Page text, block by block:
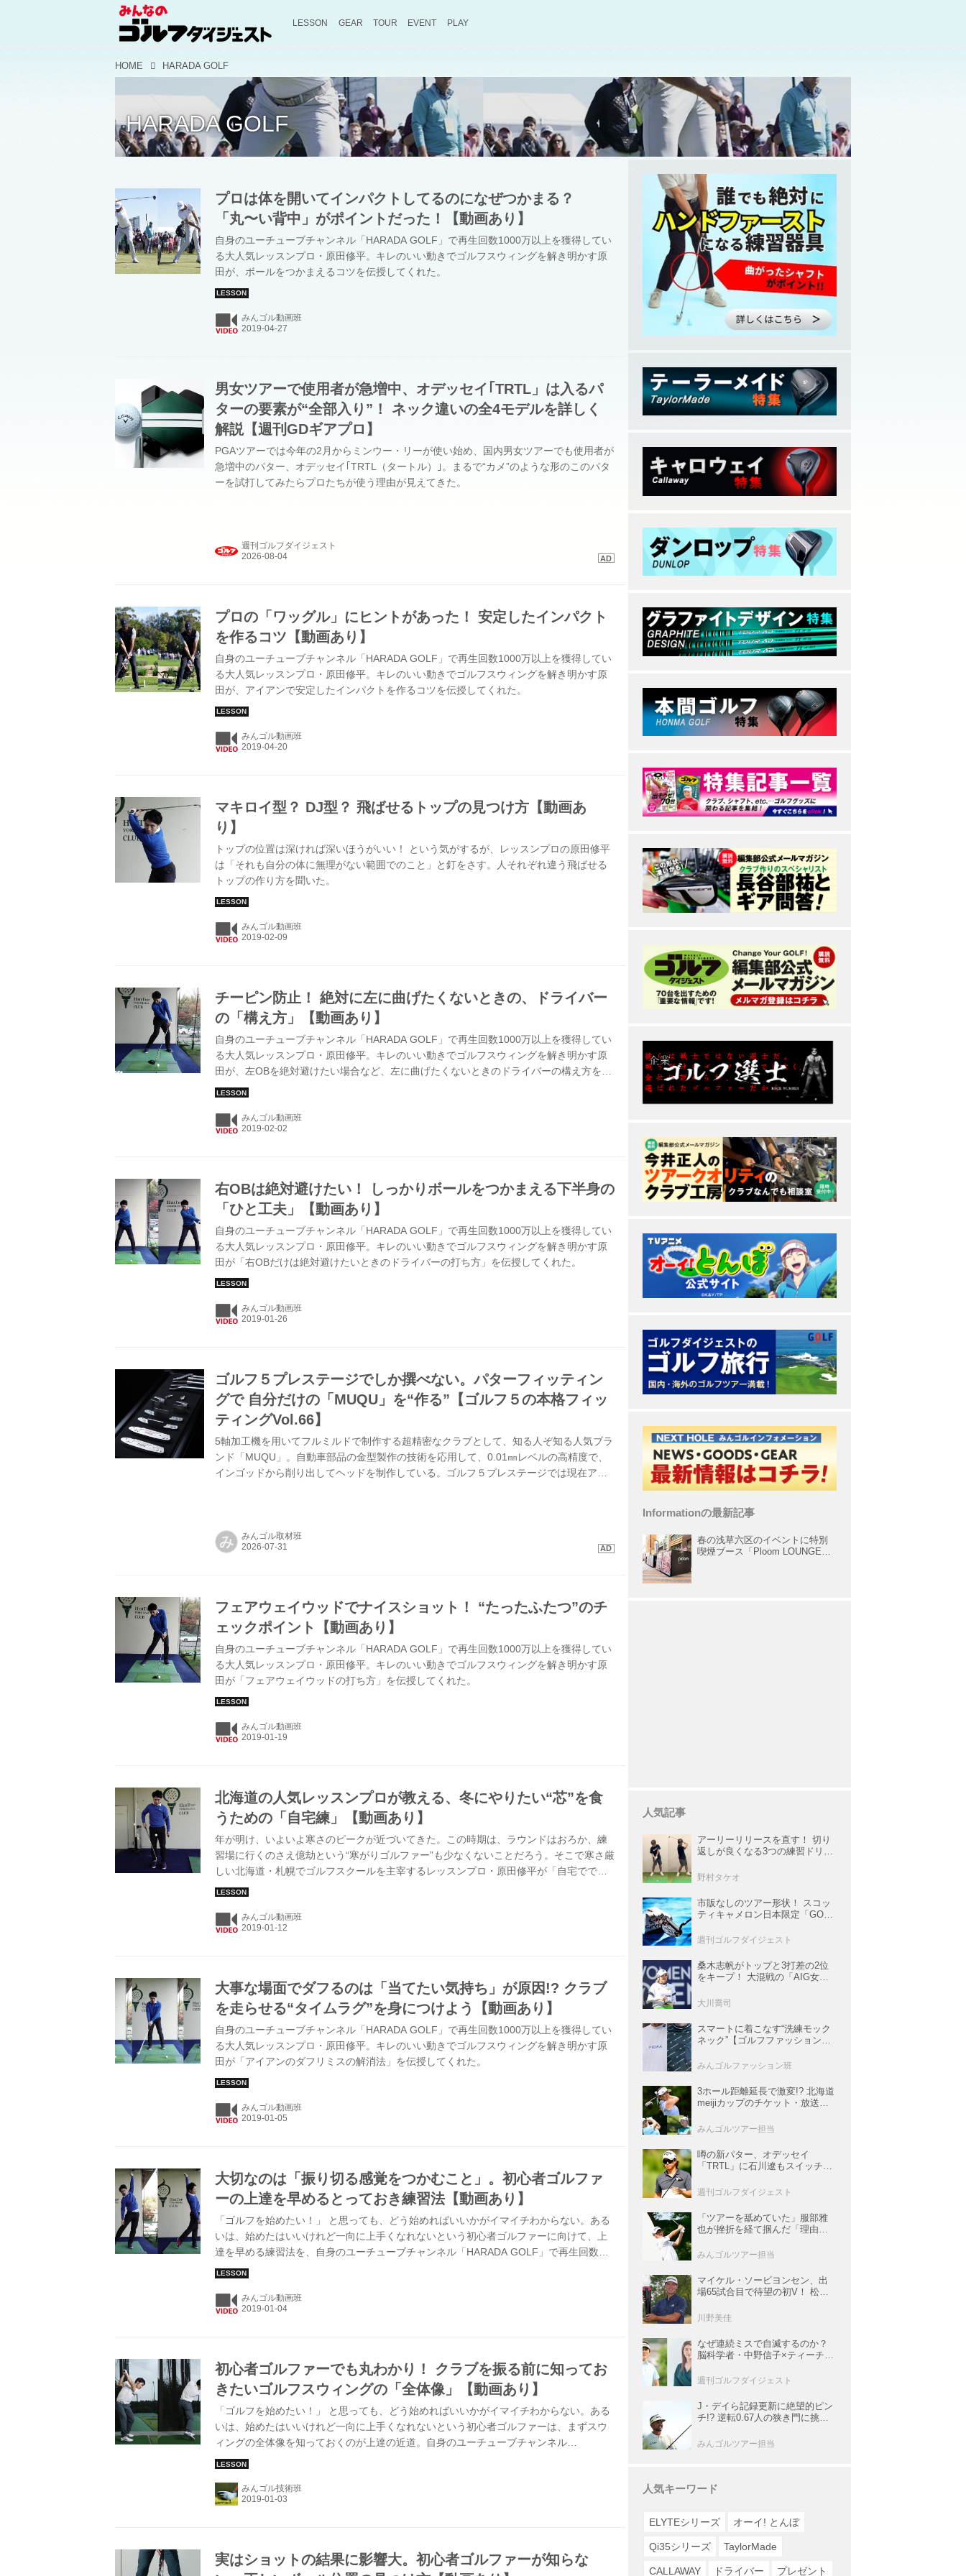
LESSON GEAR TOUR EVENT PLAY
HOME HARADA GOLF
HARADA GOLF
プロは体を開いてインパクトしてるのになぜつかまる？
「丸〜い背中」がポイントだった！【動画あり】
自身のユーチューブチャンネル「HARADA GOLF」で再生回数1000万以上を獲得してい
る大人気レッスンプロ・原田修平。キレのいい動きでゴルフスウィングを解き明かす原
田が、ボールをつかまえるコツを伝授してくれた。
みんゴル動画班
男女ツアーで使用者が急増中、オデッセイ｢TRTL」は入るパ
ターの要素が“全部入り”！ ネック違いの全4モデルを詳しく
解説【週刊GDギアプロ】
PGAツアーでは今年の2月からミンウー・リーが使い始め、国内男女ツアーでも使用者が
急増中のパター、オデッセイ｢TRTL（タートル）｣。まるで“カメ”のような形のこのパタ
ーを試打してみたらプロたちが使う理由が見えてきた。
週刊ゴルフダイジェスト
プロの「ワッグル」にヒントがあった！ 安定したインパクト
を作るコツ【動画あり】
自身のユーチューブチャンネル「HARADA GOLF」で再生回数1000万以上を獲得してい
る大人気レッスンプロ・原田修平。キレのいい動きでゴルフスウィングを解き明かす原
田が、アイアンで安定したインパクトを作るコツを伝授してくれた。
みんゴル動画班
マキロイ型？ DJ型？ 飛ばせるトップの見つけ方【動画あ
り】
トップの位置は深ければ深いほうがいい！ という気がするが、レッスンプロの原田修平
は「それも自分の体に無理がない範囲でのこと」と釘をさす。人それぞれ違う飛ばせる
トップの作り方を聞いた。
みんゴル動画班
チーピン防止！ 絶対に左に曲げたくないときの、ドライバー
の「構え方」【動画あり】
自身のユーチューブチャンネル「HARADA GOLF」で再生回数1000万以上を獲得してい
る大人気レッスンプロ・原田修平。キレのいい動きでゴルフスウィングを解き明かす原
田が、左OBを絶対避けたい場合など、左に曲げたくないときのドライバーの構え方を伝
授してくれた。
みんゴル動画班
右OBは絶対避けたい！ しっかりボールをつかまえる下半身の
「ひと工夫」【動画あり】
自身のユーチューブチャンネル「HARADA GOLF」で再生回数1000万以上を獲得してい
る大人気レッスンプロ・原田修平。キレのいい動きでゴルフスウィングを解き明かす原
田が「右OBだけは絶対避けたいときのドライバーの打ち方」を伝授してくれた。
みんゴル動画班
ゴルフ５プレステージでしか撰べない。パターフィッティン
グで 自分だけの「MUQU」を“作る”【ゴルフ５の本格フィッ
ティングVol.66】
5軸加工機を用いてフルミルドで制作する超精密なクラブとして、知る人ぞ知る人気ブラ
ンド「MUQU」。自動車部品の金型製作の技術を応用して、0.01㎜レベルの高精度で、
インゴッドから削り出してヘッドを制作している。ゴルフ５プレステージでは現在アイ
み みんゴル取材班
フェアウェイウッドでナイスショット！ “たったふたつ”のチ
ェックポイント【動画あり】
自身のユーチューブチャンネル「HARADA GOLF」で再生回数1000万以上を獲得してい
る大人気レッスンプロ・原田修平。キレのいい動きでゴルフスウィングを解き明かす原
田が「フェアウェイウッドの打ち方」を伝授してくれた。
みんゴル動画班
北海道の人気レッスンプロが教える、冬にやりたい“芯”を食
うための「自宅練」【動画あり】
年が明け、いよいよ寒さのピークが近づいてきた。この時期は、ラウンドはおろか、練
習場に行くのさえ億劫という“寒がりゴルファー”も少なくないことだろう。そこで寒さ厳
しい北海道・札幌でゴルフスクールを主宰するレッスンプロ・原田修平が「自宅ででき
る練習法」を伝授。前回、バスタオルの先端を結んでスウィングする練習法を紹介した
みんゴル動画班
大事な場面でダフるのは「当てたい気持ち」が原因!? クラブ
を走らせる“タイムラグ”を身につけよう【動画あり】
自身のユーチューブチャンネル「HARADA GOLF」で再生回数1000万以上を獲得してい
る大人気レッスンプロ・原田修平。キレのいい動きでゴルフスウィングを解き明かす原
田が「アイアンのダフリミスの解消法」を伝授してくれた。
みんゴル動画班
大切なのは「振り切る感覚をつかむこと」。初心者ゴルファ
ーの上達を早めるとっておき練習法【動画あり】
「ゴルフを始めたい！」 と思っても、どう始めればいいかがイマイチわからない。ある
いは、始めたはいいけれど一向に上手くなれないという初心者ゴルファーに向けて、上
達を早める練習法を、自身のユーチューブチャンネル「HARADA GOLF」で再生回数
1000万以上を獲得している大人気レッスンプロ・原田修平がレッスン！
みんゴル動画班
初心者ゴルファーでも丸わかり！ クラブを振る前に知ってお
きたいゴルフスウィングの「全体像」【動画あり】
「ゴルフを始めたい！」 と思っても、どう始めればいいかがイマイチわからない。ある
いは、始めたはいいけれど一向に上手くなれないという初心者ゴルファーは、まずスウ
ィングの全体像を知っておくのが上達の近道。自身のユーチューブチャンネル
「HARADA GOLF」で再生回数1000万以上を獲得している大人気レッスンプロ・原田修
みんゴル技術班
実はショットの結果に影響大。初心者ゴルファーが知らな
Informationの最新記事
春の浅草六区のイベントに特別
喫煙ブース「Ploom LOUNGE」
人気記事
アーリーリリースを直す！ 切り
返しが良くなる3つの練習ドリル
野村タケオ
市販なしのツアー形状！ スコッ
ティキャメロン日本限定「GOLO
ロンマニア宣言】
週刊ゴルフダイジェスト
桑木志帆がトップと3打差の2位
をキープ！ 大混戦の「AIG女子
佳も逆転圏内で運命の最終日へ
大川喬司
スマートに着こなす“洗練モック
ネック”【ゴルフファッションス
みんゴルファッション班
3ホール距離延長で激変!? 北海道
meijiカップのチケット・放送＆
メント観戦ガイド】
みんゴルツアー担当
噂の新パター、オデッセイ
「TRTL」に石川遼もスイッチ！
績上昇中
週刊ゴルフダイジェスト
「ツアーを舐めていた」服部雅
也が挫折を経て掴んだ「理由あ
ー次世代スター列伝#45】
みんゴルツアー担当
マイケル・ソービヨンセン、出
場65試合目で待望の初V！ 松山
【米男子ツアー】
川野美佳
なぜ連続ミスで自滅するのか？
脳科学者・中野信子×ティーチン
攻略法
週刊ゴルフダイジェスト
J・デイら記録更新に絶望的ピン
チ!? 逆転0.67人の狭き門に挑む
ー】
みんゴルツアー担当
人気キーワード
ELYTEシリーズ オーイ! とんぼ
Qi35シリーズ TaylorMade
CALLAWAY ドライバー プレゼント